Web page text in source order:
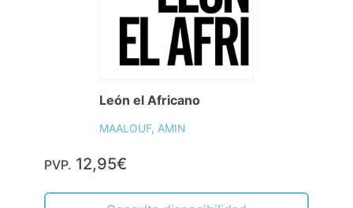
León el Africano
MAALOUF, AMIN
PVP. 12,95€